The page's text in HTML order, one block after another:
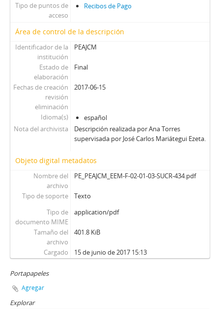
Tipo de puntos de
acceso
Recibos de Pago
Área de control de la descripción
Identificador de la
institución
PEAJCM
Estado de
elaboración
Final
Fechas de creación
revisión
eliminación
2017-06-15
Idioma(s)
español
Nota del archivista
Descripción realizada por Ana Torres
supervisada por José Carlos Mariátegui Ezeta.
Objeto digital metadatos
Nombre del
archivo
PE_PEAJCM_EEM-F-02-01-03-SUCR-434.pdf
Tipo de soporte
Texto
Tipo de
documento MIME
application/pdf
Tamaño del
archivo
401.8 KiB
Cargado 15 de junio de 2017 15:13
Portapapeles
Agregar
Explorar